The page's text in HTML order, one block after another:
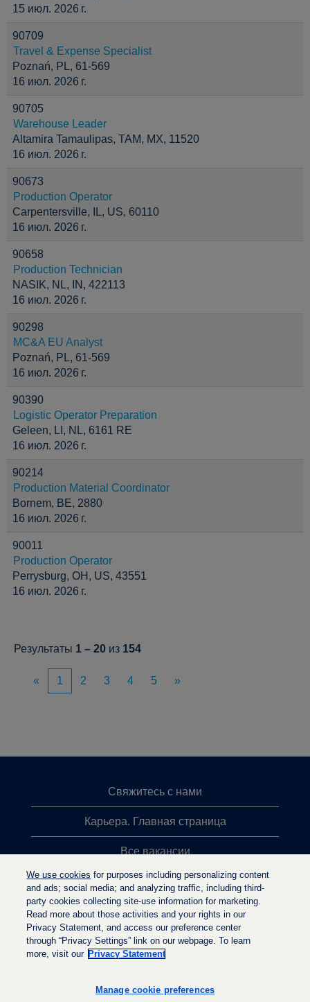
15 июл. 2026 г.
90709
Travel & Expense Specialist
Poznań, PL, 61-569
16 июл. 2026 г.
90705
Warehouse Leader
Altamira Tamaulipas, TAM, MX, 11520
16 июл. 2026 г.
90673
Production Operator
Carpentersville, IL, US, 60110
16 июл. 2026 г.
90658
Production Technician
NASIK, NL, IN, 422113
16 июл. 2026 г.
90298
MC&A EU Analyst
Poznań, PL, 61-569
16 июл. 2026 г.
90390
Logistic Operator Preparation
Geleen, LI, NL, 6161 RE
16 июл. 2026 г.
90214
Production Material Coordinator
Bornem, BE, 2880
16 июл. 2026 г.
90011
Production Operator
Perrysburg, OH, US, 43551
16 июл. 2026 г.
Результаты 1 – 20 из 154
« 1 2 3 4 5 »
Свяжитесь с нами
Карьера. Главная страница
Все вакансии
Лидеры поиска
Политика конфиденциальности
к
к
We use cookies for purposes including personalizing content
and ads; social media; and analyzing traffic, including third-
party cookies collecting site-use information for marketing.
Read more about those activities and your rights in our
Privacy Statement, and access our preference center
through “Privacy Settings” link on our webpage. To learn
more, visit our Privacy Statement
Manage cookie preferences